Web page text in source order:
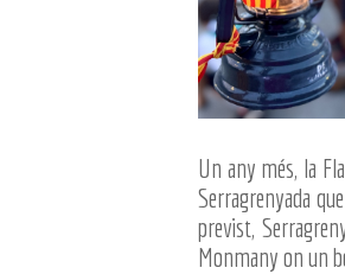
Un any més, la
Serragrenyada
previst,
Monmany on un